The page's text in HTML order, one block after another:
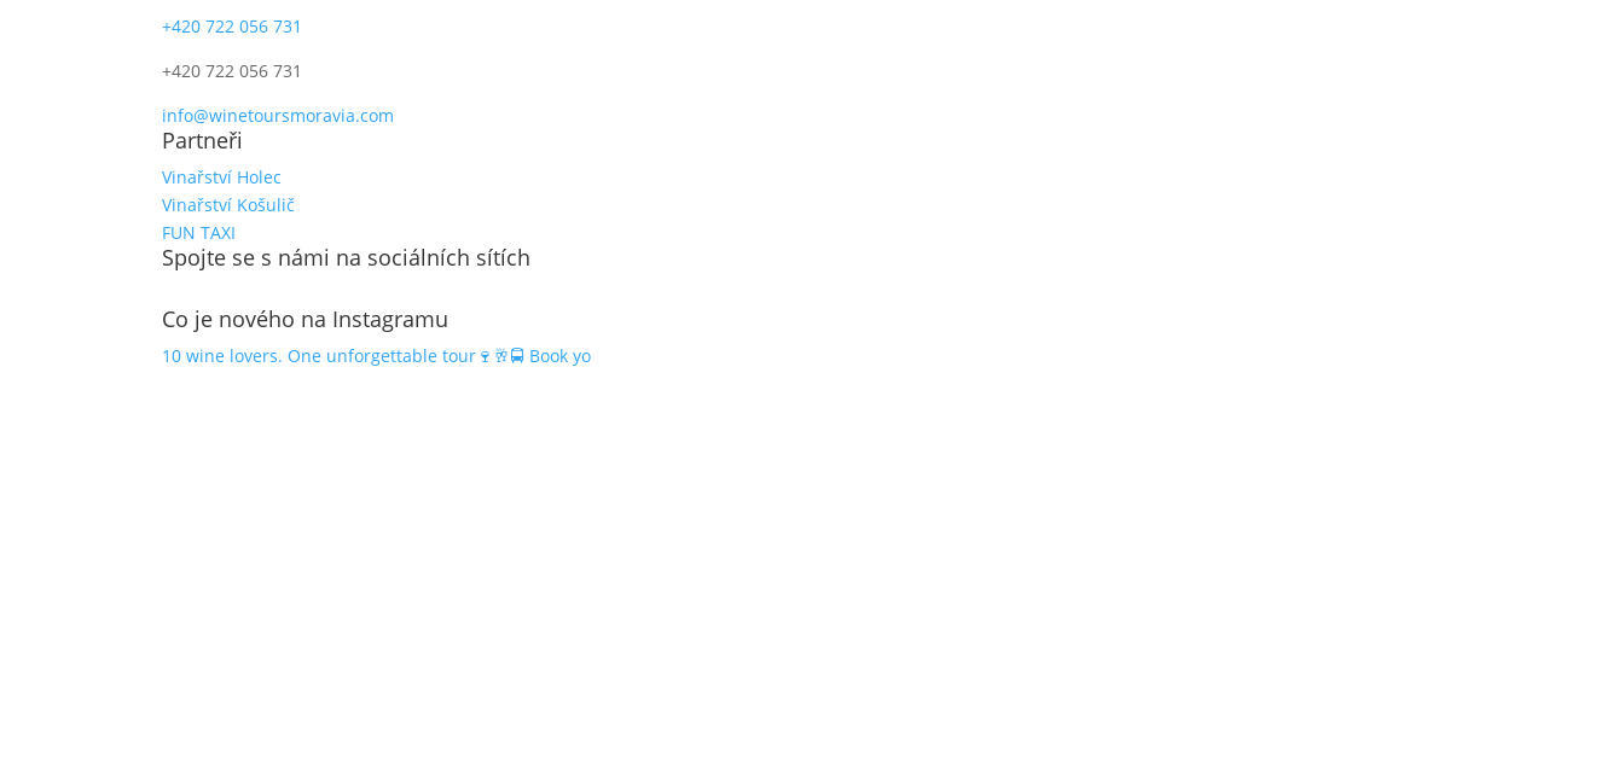
+420 722 056 731
+420 722 056 731
info@winetoursmoravia.com
Partneři
Vinařství Holec
Vinařství Košulič
FUN TAXI
Spojte se s námi na sociálních sítích
Co je nového na Instagramu
10 wine lovers. One unforgettable tour🍷🥂🚍 Book yo